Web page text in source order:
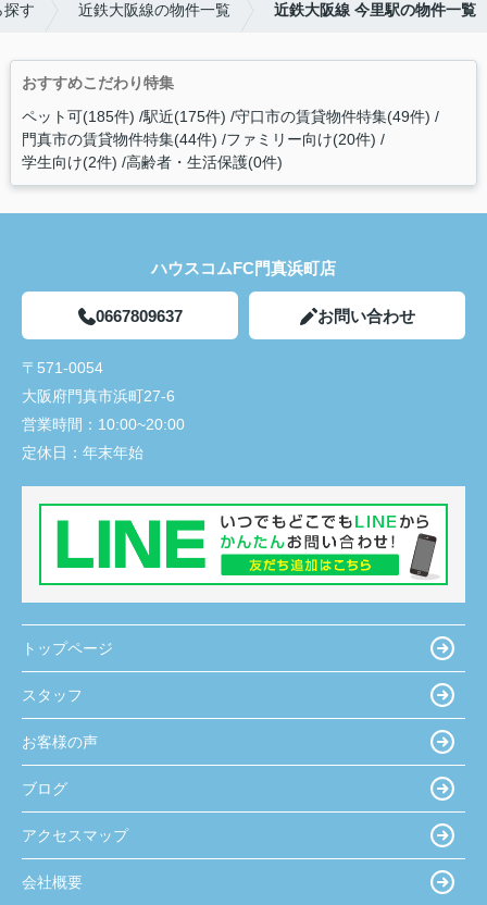
探す 近鉄大阪線の物件一覧 近鉄大阪線 今里駅の物件一覧
おすすめこだわり特集
ペット可(185件) 駅近(175件) 守口市の賃貸物件特集(49件)
門真市の賃貸物件特集(44件) ファミリー向け(20件)
学生向け(2件) 高齢者・生活保護(0件)
ハウスコムFC門真浜町店
0667809637 お問い合わせ
〒571-0054
大阪府門真市浜町27-6
営業時間： 10:00~20:00
定休日： 年末年始
トップページ
スタッフ
お客様の声
ブログ
アクセスマップ
会社概要